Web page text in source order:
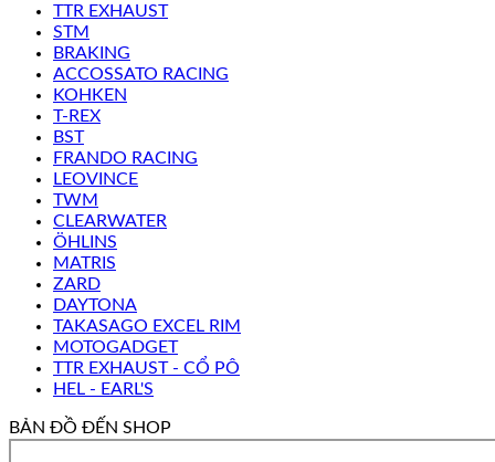
TTR EXHAUST
STM
BRAKING
ACCOSSATO RACING
KOHKEN
T-REX
BST
FRANDO RACING
LEOVINCE
TWM
CLEARWATER
ÖHLINS
MATRIS
ZARD
DAYTONA
TAKASAGO EXCEL RIM
MOTOGADGET
TTR EXHAUST - CỔ PÔ
HEL - EARL'S
BẢN ĐỒ ĐẾN SHOP